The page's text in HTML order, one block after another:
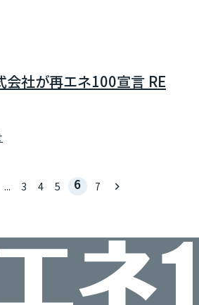
会社が再エネ100宣言 RE
... 3 4 5 6 7 keyboard_arrow_right